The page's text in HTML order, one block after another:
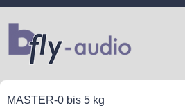
MASTER-0 bis 5 kg